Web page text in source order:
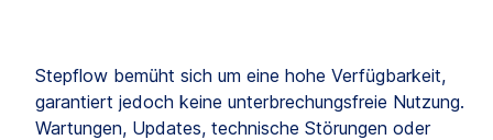
Stepflow bemüht sich um eine hohe Verfügbarkeit,
garantiert jedoch keine unterbrechungsfreie Nutzung.
Wartungen, Updates, technische Störungen oder